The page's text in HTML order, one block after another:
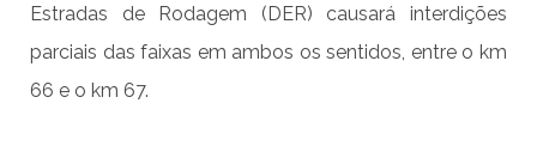
Estradas de Rodagem (DER) causará interdições
parciais das faixas em ambos os sentidos, entre o km
66 e o km 67.